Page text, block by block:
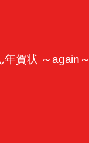
賀状 ～again～